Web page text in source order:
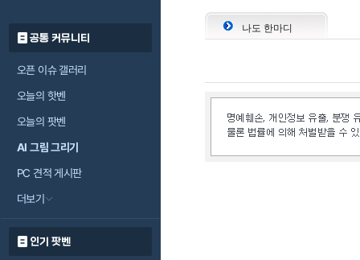
공통 커뮤니티
오픈 이슈 갤러리
오늘의 핫벤
오늘의 팟벤
AI 그림 그리기
PC 견적 게시판
더보기
인기 팟벤
나도 한마디